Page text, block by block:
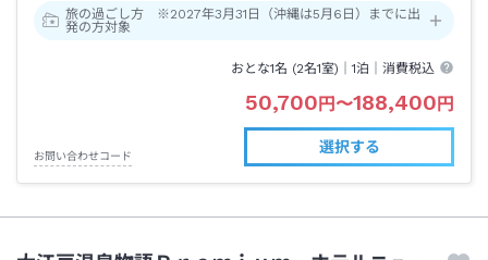
旅の過ごし方 ※2027年3月31日（沖縄は5月6日）までに出
発の方対象
おとな1名 (2名1室)｜1泊 ｜消費税込
50,700円〜188,400円
お問い合わせコード
選択する